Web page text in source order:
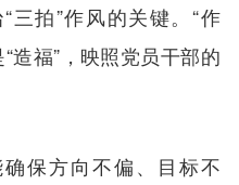
三拍”作风的关键。“作
“造福”，映照党员干部的
保方向不偏、目标不